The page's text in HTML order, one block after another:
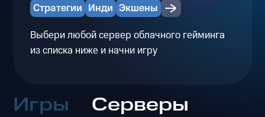
Стратегии Инди Экшены
Выбери любой сервер облачного гейминга
из списка ниже и начни игру
Игры Серверы